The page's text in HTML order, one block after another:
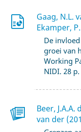
Gaag, N.L.
Ekamper,
De
groei van
Working
NIDI. 28 p.
Beer, J.A.A.
van der